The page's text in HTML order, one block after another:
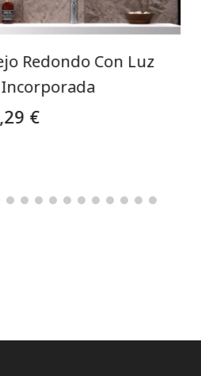
Redondo Con Luz
Incorporada
€